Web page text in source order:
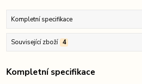
Kompletní specifikace
Související zboží 4
Kompletní specifikace